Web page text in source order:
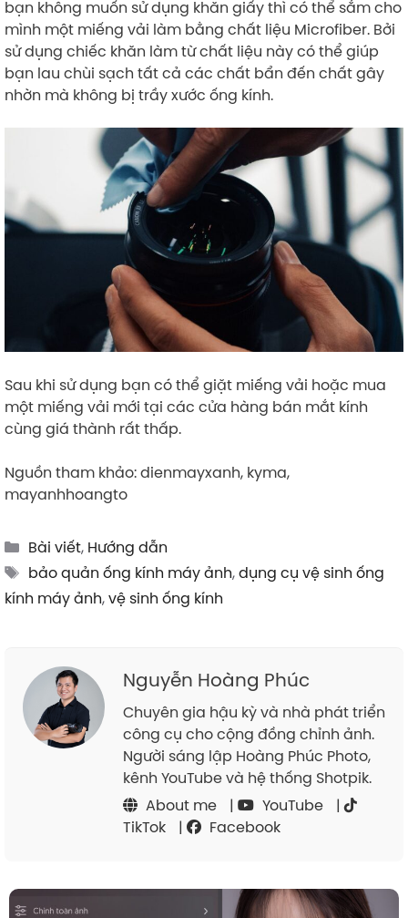
bạn không muốn sử dụng khăn giấy thì có thể sắm cho
mình một miếng vải làm bằng chất liệu Microfiber. Bởi
sử dụng chiếc khăn làm từ chất liệu này có thể giúp
bạn lau chùi sạch tất cả các chất bẩn đến chất gây
nhờn mà không bị trầy xước ống kính.
Sau khi sử dụng bạn có thể giặt miếng vải hoặc mua
một miếng vải mới tại các cửa hàng bán mắt kính
cùng giá thành rất thấp.
Nguồn tham khảo: dienmayxanh, kyma,
mayanhhoangto
Categories
Bài viết, Hướng dẫn
Tags
bảo quản ống kính máy ảnh,dụng cụ vệ sinh ống
kính máy ảnh,vệ sinh ống kính
Nguyễn Hoàng Phúc
Chuyên gia hậu kỳ và nhà phát triển
công cụ cho cộng đồng chỉnh ảnh.
Người sáng lập Hoàng Phúc Photo,
kênh YouTube và hệ thống Shotpik.
About me
| YouTube
|
TikTok
| Facebook